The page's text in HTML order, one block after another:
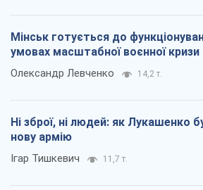
Мінськ готується до
умовах масштабної воєнної кризи
Олександр Левченко 14,2 т.
Ні зброї, ні людей: як Лукашенко
нову армію
Ігар Тишкевич 11,7 т.